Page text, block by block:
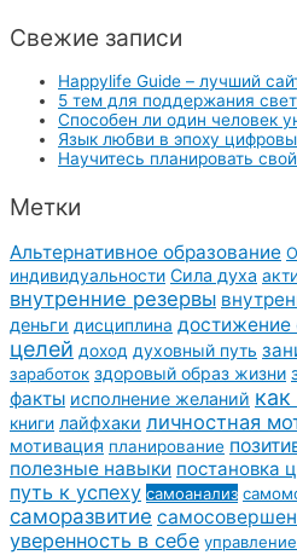
Свежие записи
Happylife Guide – лучший
5 тем для поддержания
Способен ли один человек
Язык любви в эпоху
Научитесь планировать
Метки
Альтернативное образование
индивидуальности Сила духа
внутренние резервы
деньги дисциплина достижение
целей доход духовный путь
заработок здоровый образ жизни
факты исполнение желаний
книги лайфхаки личностная
мотивация планирование
полезные навыки постановка
путь к успеху самоанализ
саморазвитие
уверенность в себе